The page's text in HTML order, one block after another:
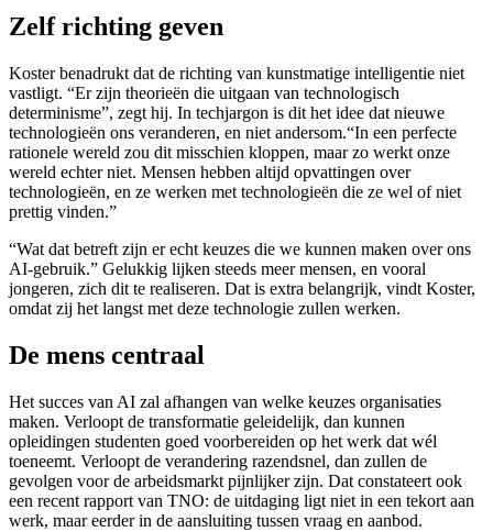
Zelf richting geven
Koster benadrukt dat de richting van kunstmatige intelligentie niet
vastligt. “Er zijn theorieën die uitgaan van technologisch
determinisme”, zegt hij. In techjargon is dit het idee dat nieuwe
technologieën ons veranderen, en niet andersom.“In een perfecte
rationele wereld zou dit misschien kloppen, maar zo werkt onze
wereld echter niet. Mensen hebben altijd opvattingen over
technologieën, en ze werken met technologieën die ze wel of niet
prettig vinden.”
“Wat dat betreft zijn er echt keuzes die we kunnen maken over ons
AI-gebruik.” Gelukkig lijken steeds meer mensen, en vooral
jongeren, zich dit te realiseren. Dat is extra belangrijk, vindt Koster,
omdat zij het langst met deze technologie zullen werken.
De mens centraal
Het succes van AI zal afhangen van welke keuzes organisaties
maken. Verloopt de transformatie geleidelijk, dan kunnen
opleidingen studenten goed voorbereiden op het werk dat wél
toeneemt. Verloopt de verandering razendsnel, dan zullen de
gevolgen voor de arbeidsmarkt pijnlijker zijn. Dat constateert ook
een recent rapport van TNO: de uitdaging ligt niet in een tekort aan
werk, maar eerder in de aansluiting tussen vraag en aanbod.